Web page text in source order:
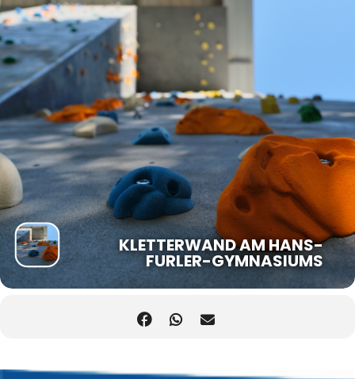
KLETTERWAND AM HANS-
FURLER-GYMNASIUMS